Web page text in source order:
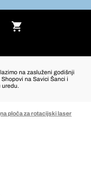
na zasluženi godišnji
na Savici Šanci i
uredu.
ploča za rotacijski laser